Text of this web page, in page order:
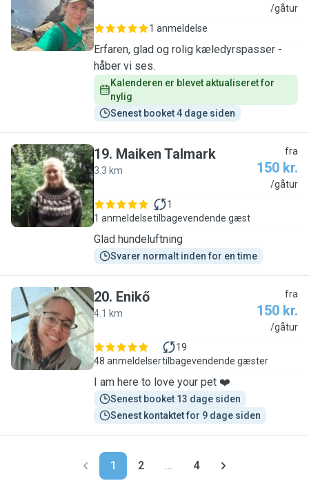
M
/gåtur
1 anmeldelse
Erfaren, glad og rolig kæledyrspasser -
håber vi ses.
Kalenderen er blevet aktualiseret for
nylig
Senest booket 4 dage siden
M
19. Maiken Talmark
3.3 km
fra
150 kr.
/gåtur
1 anmeldelse
1
tilbagevendende gæst
Glad hundeluftning
Svarer normalt inden for en time
E
20. Enikő
4.1 km
fra
150 kr.
/gåtur
48 anmeldelser
19
tilbagevendende gæster
I am here to love your pet ❤️
Senest booket 13 dage siden
Senest kontaktet for 9 dage siden
1 2 ... 4